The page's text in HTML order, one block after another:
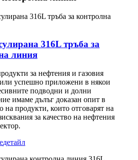
316L тръба за
линия
за нефтения и газовия
успешно приложени в някои
подводни и долни
имаме дълъг доказан опит в
на продукти, които отговарят на
за качество на нефтения
детайл